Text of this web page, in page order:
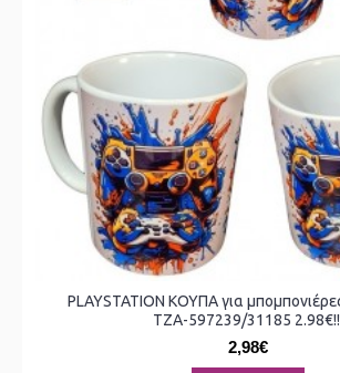
PLAYSTATION ΚΟΥΠΑ για
ΤΖΑ-597239/31185
2,98€